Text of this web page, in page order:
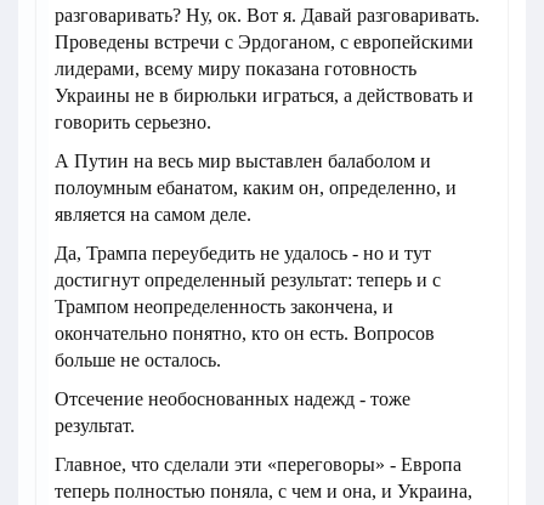
разговаривать? Ну, ок. Вот я. Давай разговаривать.
Проведены встречи с Эрдоганом, с европейскими
лидерами, всему миру показана готовность
Украины не в бирюльки играться, а действовать и
говорить серьезно.
А Путин на весь мир выставлен балаболом и
полоумным ебанатом, каким он, определенно, и
является на самом деле.
Да, Трампа переубедить не удалось - но и тут
достигнут определенный результат: теперь и с
Трампом неопределенность закончена, и
окончательно понятно, кто он есть. Вопросов
больше не осталось.
Отсечение необоснованных надежд - тоже
результат.
Главное, что сделали эти «переговоры» - Европа
теперь полностью поняла, с чем и она, и Украина,